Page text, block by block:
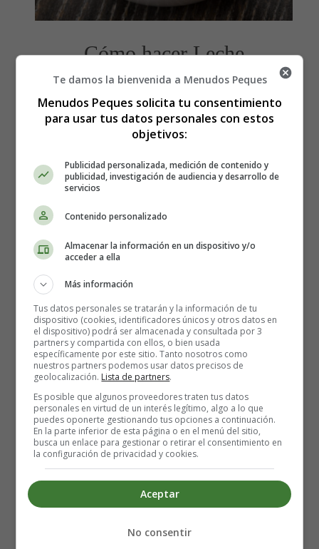
Cómo hacer Leche
condensada Keto sin azúcar -
Recetas keto - Low Carb
Los ingredientes que necesitas son:
½ taza de mantequilla
½ taza de eritritol
Elaboración de la Leche condensada
casera Keto sin azúcar:
Vierte una taza de nata espesa en una cacerola
mediana. Añade la mantequilla y llévala a ebullición.
Añade una pizca de sal. Revuelve continuamente y
cocina durante 5 minutos. Si utilizas una placa
eléctrica, es posible que tengas que encender y
apagar la cacerola para regular la temperatura y que
Incorpora el edulcorante y sigue removiendo y
cocinando a fuego lento durante 10 minutos o hasta
que espese y cubra el dorso de una cuchara.
Te damos la bienvenida a Menudos Peques
Menudos Peques solicita tu consentimiento
para usar tus datos personales con estos
objetivos:
Publicidad personalizada, medición de contenido y
publicidad, investigación de audiencia y desarrollo de
servicios
Contenido personalizado
Almacenar la información en un dispositivo y/o
acceder a ella
Más información
Tus datos personales se tratarán y la información de tu
dispositivo (cookies, identificadores únicos y otros datos en
el dispositivo) podrá ser almacenada y consultada por 3
partners y compartida con ellos, o bien usada
específicamente por este sitio. Tanto nosotros como
nuestros partners podemos usar datos precisos de
geolocalización. Lista de partners.
Es posible que algunos proveedores traten tus datos
personales en virtud de un interés legítimo, algo a lo que
puedes oponerte gestionando tus opciones a continuación.
En la parte inferior de esta página o en el menú del sitio,
busca un enlace para gestionar o retirar el consentimiento en
la configuración de privacidad y cookies.
Aceptar
No consentir